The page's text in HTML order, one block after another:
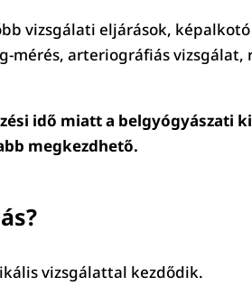
vizsgálati eljárások,
mérés, arteriográfiás
idő miatt a belgyógyászati
megkezdhető.
vizsgálattal kezdődik.